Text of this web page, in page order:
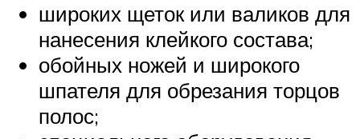
широких щеток или валиков для
нанесения клейкого состава;
обойных ножей и широкого
шпателя для обрезания торцов
полос;